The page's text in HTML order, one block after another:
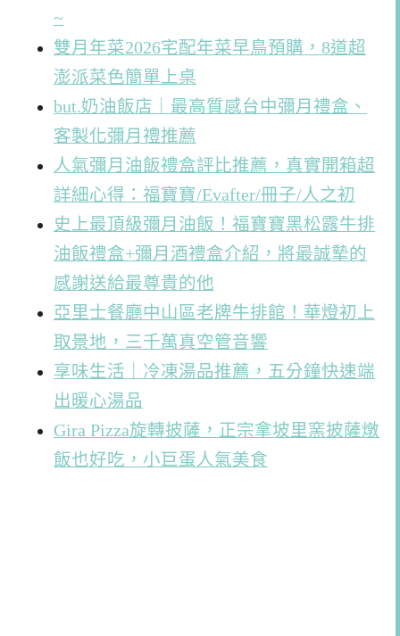
~
雙月年菜2026宅配年菜早鳥預購，8道超
澎派菜色簡單上桌
but.奶油飯店｜最高質感台中彌月禮盒、
客製化彌月禮推薦
人氣彌月油飯禮盒評比推薦，真實開箱超
詳細心得：福寶寶/Evafter/冊子/人之初
史上最頂級彌月油飯！福寶寶黑松露牛排
油飯禮盒+彌月酒禮盒介紹，將最誠摯的
感謝送給最尊貴的他
亞里士餐廳中山區老牌牛排館！華燈初上
取景地，三千萬真空管音響
享味生活｜冷凍湯品推薦，五分鐘快速端
出暖心湯品
Gira Pizza旋轉披薩，正宗拿坡里窯披薩燉
飯也好吃，小巨蛋人氣美食